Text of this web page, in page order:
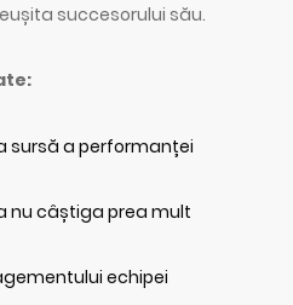
succesorului său.
sursă a performanței
nu câștiga prea mult
echipei